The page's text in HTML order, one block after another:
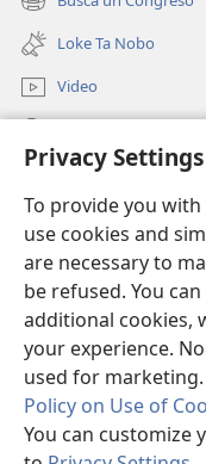
Privacy Settings
To provide you
use cookies and
are necessary to
be refused. You
additional cookies,
your experience.
used for
Policy on Use of
You can customize
window)
(opens
new
window)
Loke Ta Nobo
Video
(opens
window)Watchtower
(opens
new
window)JW Hub ®
(opens
new
window)
Copyright© 2026 Watch
CONDICIONNAN DI UZO